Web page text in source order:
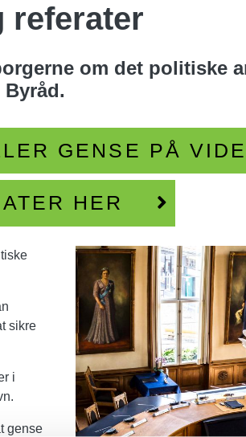
referater
om det politiske
GENSE PÅ
HER
sikre
i
gense
Image